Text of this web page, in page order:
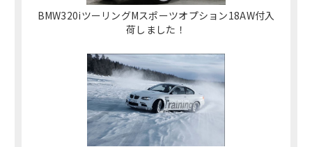
BMW320iツーリングMスポーツオプション18AW付入
荷しました！